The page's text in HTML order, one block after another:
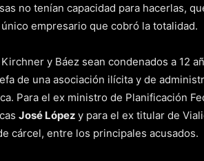
no tenían capacidad para hacerlas,
empresario que cobró la totalidad.
y Báez sean condenados a 12
de una asociación ilícita y de
Para el ex ministro de Planificación
José López y para el ex titular de
cárcel, entre los principales acusados.